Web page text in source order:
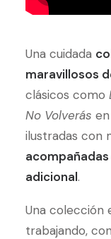
Una cuidada
maravillosos
clásicos como
No Volverás
ilustradas con
adicional.
Una colección
trabajando,